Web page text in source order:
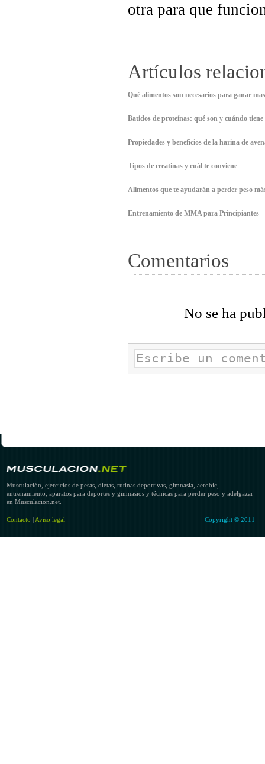
otra para que
Artículos
Qué alimentos son necesarios para ganar
Batidos de proteínas: qué son y cuándo
Propiedades y beneficios de la harina de
Tipos de creatinas y cuál te conviene
Alimentos que te ayudarán a perder peso
Entrenamiento de MMA para Principiantes
Comentarios
No se ha
Copyright © 2011
Musculación, ejercicios de pesas, dietas, rutinas deportivas, gimnasia, aerobic,
entrenamiento, aparatos para deportes y gimnasios y técnicas para perder peso y adelgazar
en Musculacion.net.
Contacto | Aviso legal